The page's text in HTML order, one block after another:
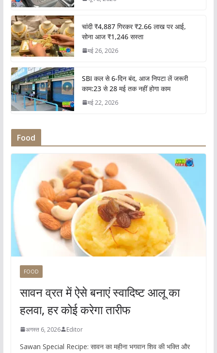
चांदी ₹4,887 गिरकर ₹2.66 लाख पर आई,
सोना आज ₹1,246 सस्ता
मई 26, 2026
SBI कल से 6-दिन बंद, आज निपटा लें जरूरी
काम:23 से 28 मई तक नहीं होगा काम
मई 22, 2026
Food
FOOD
सावन व्रत में ऐसे बनाएं स्वादिष्ट आलू का
हलवा, हर कोई करेगा तारीफ
अगस्त 6, 2026 Editor
Sawan Special Recipe: सावन का महीना भगवान शिव की भक्ति और